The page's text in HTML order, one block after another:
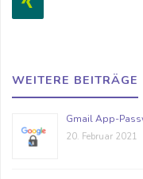
WEITERE BEITRÄGE
Gmail App-
20. Februar 2021